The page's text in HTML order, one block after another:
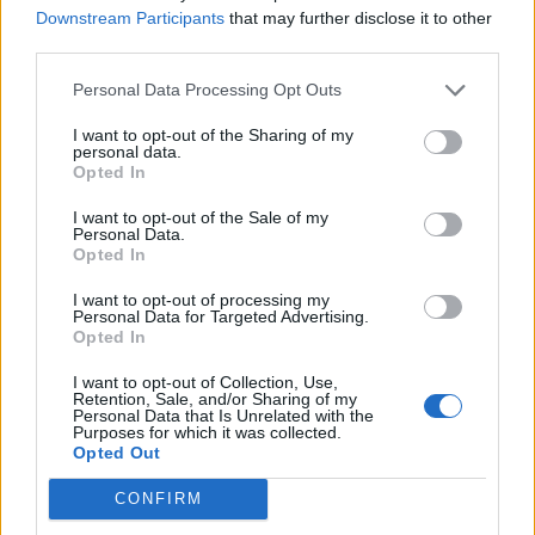
Downstream Participants that may further disclose it to other
Personal Data Processing Opt Outs
I want to opt-out of the Sharing of my
personal data.
Opted In
I want to opt-out of the Sale of my
Personal Data.
Opted In
I want to opt-out of processing my
Personal Data for Targeted Advertising.
Opted In
I want to opt-out of Collection, Use,
Retention, Sale, and/or Sharing of my
Personal Data that Is Unrelated with the
Purposes for which it was collected.
Opted Out
CONFIRM
со едно дабово гранче и едно лепче, се
Темпирани бомби на
ЛЕТОВО
НАЈЧИТАНИ ВО ПОСЛЕДНИ 7 ДЕНА
СЕ СПРЕМА МЕТЕОРОЛОШКИ
ХАОС ЗА ЗИМАТА 2026/2027